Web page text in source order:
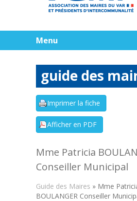
Menu
guide des
Mme Patricia
Conseiller Municipal
Guide des Maires » Mme
BOULANGER Conseiller